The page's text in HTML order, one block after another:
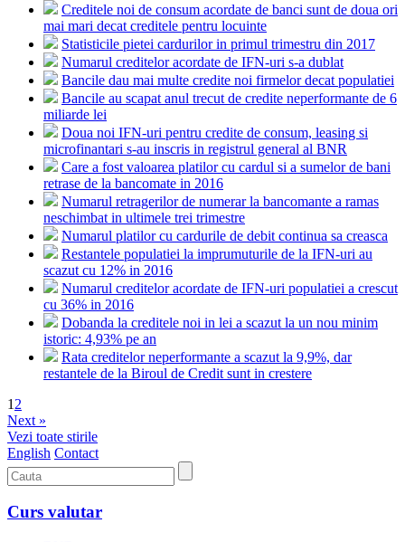
Creditele noi de consum acordate de banci sunt de doua ori
mai mari decat creditele pentru locuinte
Statisticile pietei cardurilor in primul trimestru din 2017
Numarul creditelor acordate de IFN-uri s-a dublat
Bancile dau mai multe credite noi firmelor decat populatiei
Bancile au scapat anul trecut de credite neperformante de 6
miliarde lei
Doua noi IFN-uri pentru credite de consum, leasing si
microfinantari s-au inscris in registrul general al BNR
Care a fost valoarea platilor cu cardul si a sumelor de bani
retrase de la bancomate in 2016
Numarul retragerilor de numerar la bancomante a ramas
neschimbat in ultimele trei trimestre
Numarul platilor cu cardurile de debit continua sa creasca
Restantele populatiei la imprumuturile de la IFN-uri au
scazut cu 12% in 2016
Numarul creditelor acordate de IFN-uri populatiei a crescut
cu 36% in 2016
Dobanda la creditele noi in lei a scazut la un nou minim
istoric: 4,93% pe an
Rata creditelor neperformante a scazut la 9,9%, dar
restantele de la Biroul de Credit sunt in crestere
1 2
Next »
Vezi toate stirile
English Contact
Curs valutar